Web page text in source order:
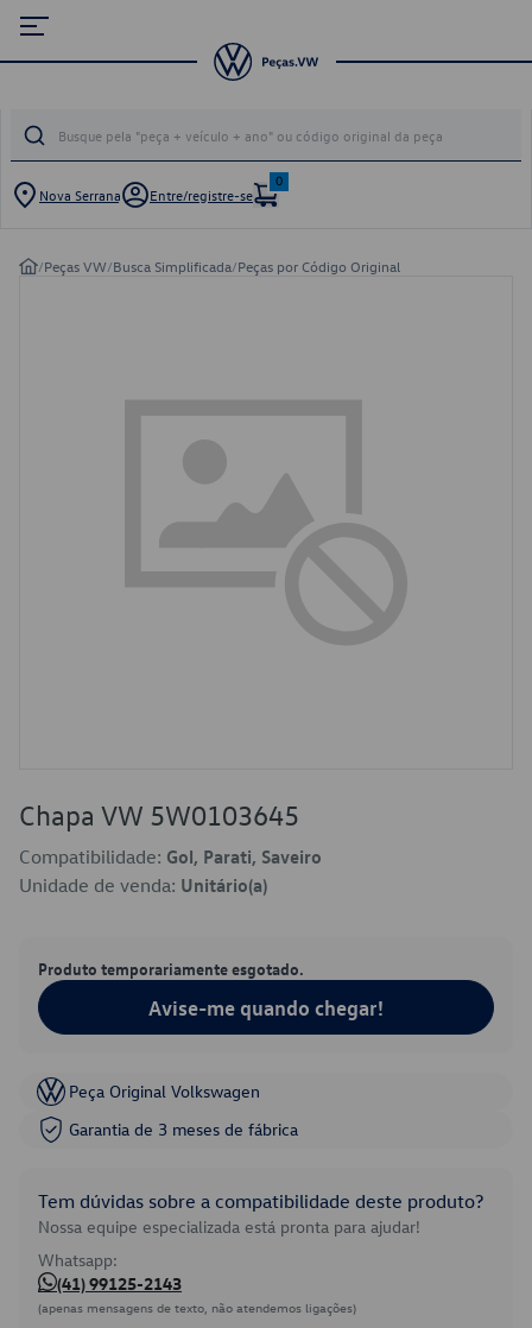
Nova Serrana Entre/registre-se
0
/Peças VW/Busca Simplificada/Peças por Código Original
Chapa VW 5W0103645
Compatibilidade: Gol, Parati, Saveiro
Unidade de venda: Unitário(a)
Produto temporariamente esgotado.
Avise-me quando chegar!
Peça Original Volkswagen
Garantia de 3 meses de fábrica
Tem dúvidas sobre a compatibilidade deste produto?
Nossa equipe especializada está pronta para ajudar!
Whatsapp:
(41) 99125-2143
(apenas mensagens de texto, não atendemos ligações)